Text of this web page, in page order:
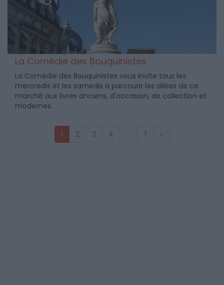
La Comédie des Bouquinistes
La Comédie des Bouquinistes vous invite tous les
mercredis et les samedis à parcourir les allées de ce
marché aux livres anciens, d'occasion, de collection et
modernes.
1 2 3 4 ... 7 »